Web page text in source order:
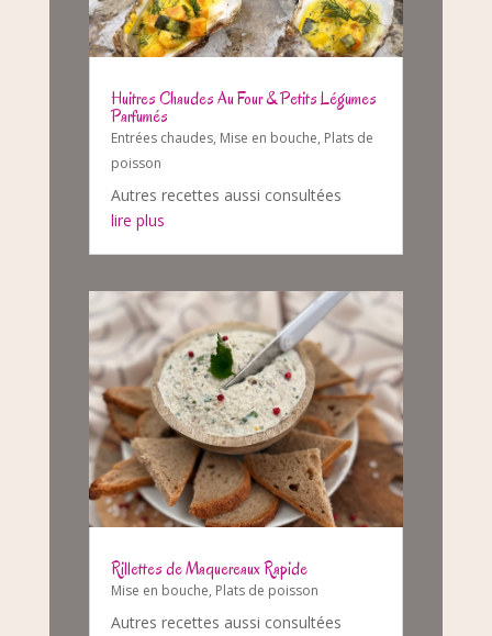
Huitres Chaudes Au Four & Petits Légumes
Parfumés
Entrées chaudes, Mise en bouche, Plats de
poisson
Autres recettes aussi consultées
lire plus
Rillettes de Maquereaux Rapide
Mise en bouche, Plats de poisson
Autres recettes aussi consultées